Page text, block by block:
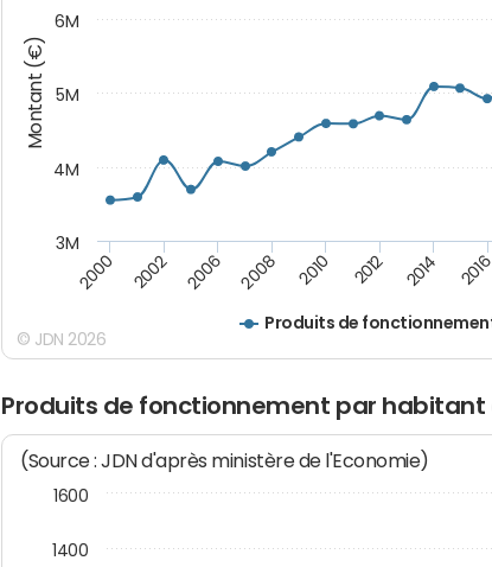
Montant (€)
Produits de
2000 2002 2006 2008 2010 2012 2014 2016
3M
4M
5M
6M
© JDN 2026
Produits de fonctionnement par habitant
(Source : JDN d'après ministère de l'Economie)
1400
1600